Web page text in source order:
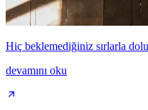
Hiç beklemediğiniz sırlarla dolu
devamını oku